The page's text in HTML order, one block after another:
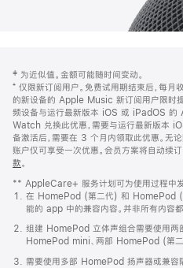
页
页
脚
注
‡ 为近似值。金额可能随时间变动。
⁺ 仅限新订阅用户。免费试用期结束后，每
的新设备的 Apple Music 新订阅用户限时提
频设备与运行最新版本 iOS 或 iPadOS 的
Watch 兑换此优惠，需要与运行最新版本
备激活后，需要在 3 个月内领取此优惠。无
账户仅可享受一次优惠。会员方案将自动续
款。
窗
口
中
打
开)
** AppleCare+ 服务计划可为使用过程中发
在 HomePod (第二代) 和 HomePod (
能的 app 中的兼容内容。并非所有内容都
组建 HomePod 立体声组合需要使用两
HomePod mini、两部 HomePod (第
需要使用多部 HomePod 扬声器或兼容